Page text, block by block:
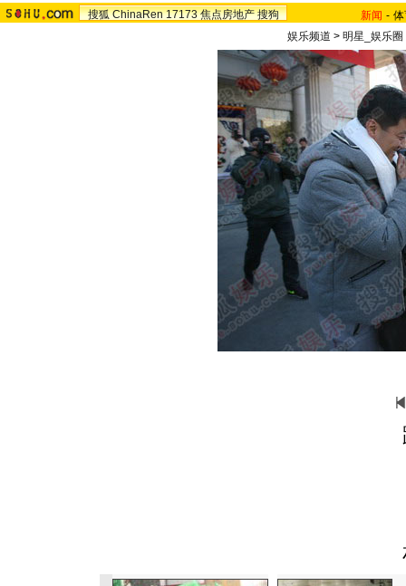
搜狐 ChinaRen 17173 焦点房地产 搜狗 新闻 -
娱乐频道 > 明星_娱乐圈